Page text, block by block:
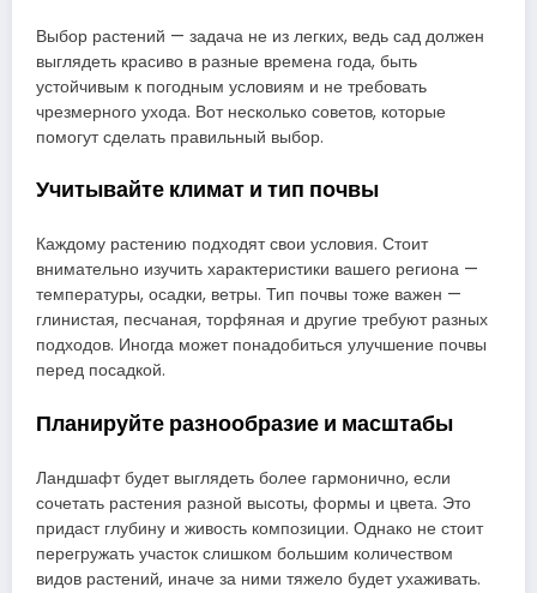
Выбор растений — задача не из легких, ведь сад должен
выглядеть красиво в разные времена года, быть
устойчивым к погодным условиям и не требовать
чрезмерного ухода. Вот несколько советов, которые
помогут сделать правильный выбор.
Учитывайте климат и тип почвы
Каждому растению подходят свои условия. Стоит
внимательно изучить характеристики вашего региона —
температуры, осадки, ветры. Тип почвы тоже важен —
глинистая, песчаная, торфяная и другие требуют разных
подходов. Иногда может понадобиться улучшение почвы
перед посадкой.
Планируйте разнообразие и масштабы
Ландшафт будет выглядеть более гармонично, если
сочетать растения разной высоты, формы и цвета. Это
придаст глубину и живость композиции. Однако не стоит
перегружать участок слишком большим количеством
видов растений, иначе за ними тяжело будет ухаживать.